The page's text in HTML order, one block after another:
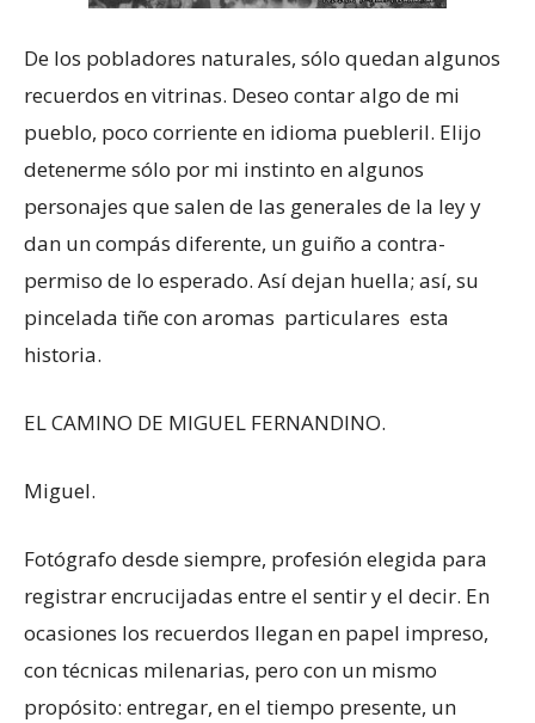
De los pobladores naturales, sólo quedan algunos
recuerdos en vitrinas. Deseo contar algo de mi
pueblo, poco corriente en idioma puebleril. Elijo
detenerme sólo por mi instinto en algunos
personajes que salen de las generales de la ley y
dan un compás diferente, un guiño a contra-
permiso de lo esperado. Así dejan huella; así, su
pincelada tiñe con aromas particulares esta
historia.
EL CAMINO DE MIGUEL FERNANDINO.
Miguel.
Fotógrafo desde siempre, profesión elegida para
registrar encrucijadas entre el sentir y el decir. En
ocasiones los recuerdos llegan en papel impreso,
con técnicas milenarias, pero con un mismo
propósito: entregar, en el tiempo presente, un